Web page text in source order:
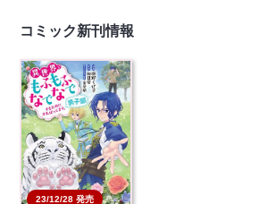
コミック新刊情報
23/12/28 発売